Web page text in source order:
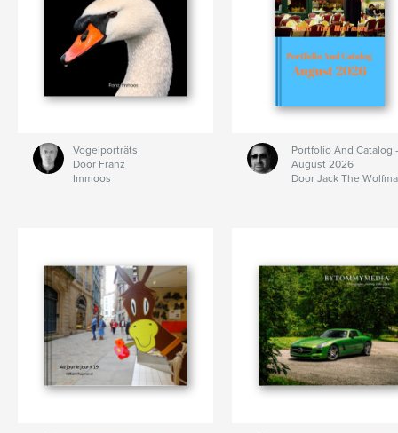
Vogelporträts
Door Franz
Immoos
Portfolio And Catalog -
August 2026
Door Jack The